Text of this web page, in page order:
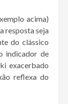
acima)
resposta seja
do clássico
indicador de
exacerbado
reflexa do